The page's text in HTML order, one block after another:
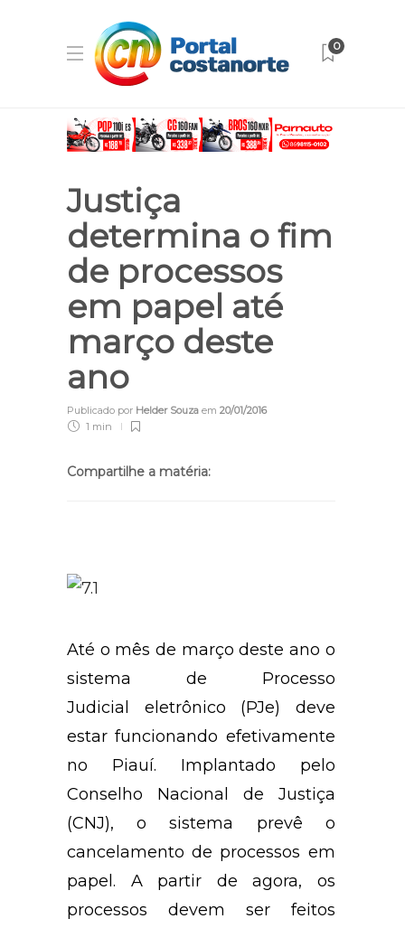
0
Justiça
determina o fim
de processos
em papel até
março deste
ano
Publicado por Helder Souza em 20/01/2016
1 min
Compartilhe a matéria:
Até o mês de março deste ano o
sistema de Processo
Judicial
eletrônico (PJe) deve
estar funcionando efetivamente
no Piauí. Implantado pelo
Conselho Nacional de Justiça
(CNJ), o sistema prevê o
cancelamento de processos em
papel. A partir de agora, os
processos devem ser feitos